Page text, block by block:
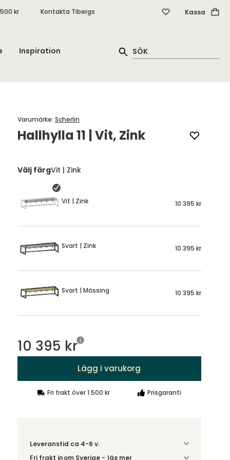
kr Kontakta Tibergs Kassa
Inspiration
Hallhylla 11 | Vit, Zink
Varumärke: Scherlin
Välj färgVit | Zink
Vit | Zink 10 395 kr
Svart | Zink 10 395 kr
Svart | Mässing 10 395 kr
10 395 kr
Lägg i varukorg
Fri frakt över 1.500 kr Prisgaranti
Leveranstid ca 4-6 v.
Fri frakt inom Sverige - läs mer